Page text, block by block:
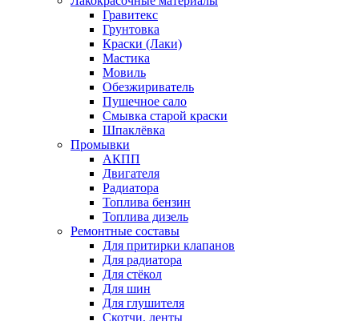
Гравитекс
Грунтовка
Краски (Лаки)
Мастика
Мовиль
Обезжириватель
Пушечное сало
Смывка старой краски
Шпаклёвка
Промывки
АКПП
Двигателя
Радиатора
Топлива бензин
Топлива дизель
Ремонтные составы
Для притирки клапанов
Для радиатора
Для стёкол
Для шин
Для глушителя
Скотчи, ленты